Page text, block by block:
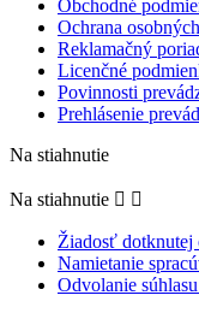
Obchodné
Ochrana
Reklamačný
Licenčné
Povinnosti
Prehlásenie
Na stiahnutie
Na stiahnutie  
Žiadosť dotknutej
Namietanie
Odvolanie